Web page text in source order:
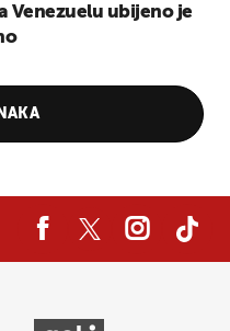
Venezuelu ubijeno je